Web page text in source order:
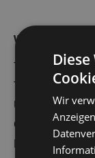
weitere
Tragrollen,
Tragrollen
Untergurt,
Polsterrollen
Wir